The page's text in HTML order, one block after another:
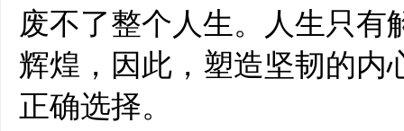
废不了整个人生。人生只有
辉煌，因此，塑造坚韧的内
正确选择。